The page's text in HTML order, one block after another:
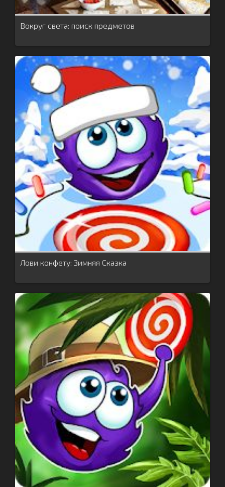
Вокруг света: поиск предметов
Лови конфету: Зимняя Сказка